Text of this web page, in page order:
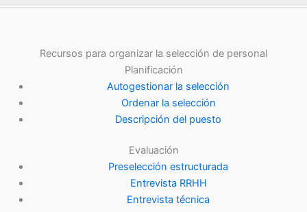
Recursos para organizar la selección de personal
Planificación
Autogestionar la selección
Ordenar la selección
Descripción del puesto
Evaluación
Preselección estructurada
Entrevista RRHH
Entrevista técnica